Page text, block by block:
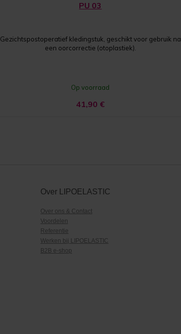
PU 03
Gezichtspostoperatief kledingstuk, geschikt voor gebruik na
een oorcorrectie (otoplastiek).
Op voorraad
41,90 €
Over LIPOELASTIC
Over ons & Contact
Voordelen
Referentie
Werken bij LIPOELASTIC
B2B e-shop